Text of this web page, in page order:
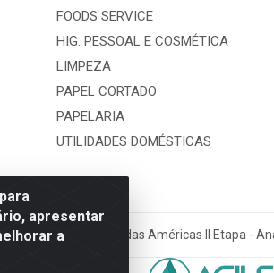
apresentar
a
FOODS SERVICE
HIG. PESSOAL E COSMÉTICA
LIMPEZA
PAPEL CORTADO
PAPELARIA
UTILIDADES DOMÉSTICAS
nº 3860, Jardim das Américas II Etapa -